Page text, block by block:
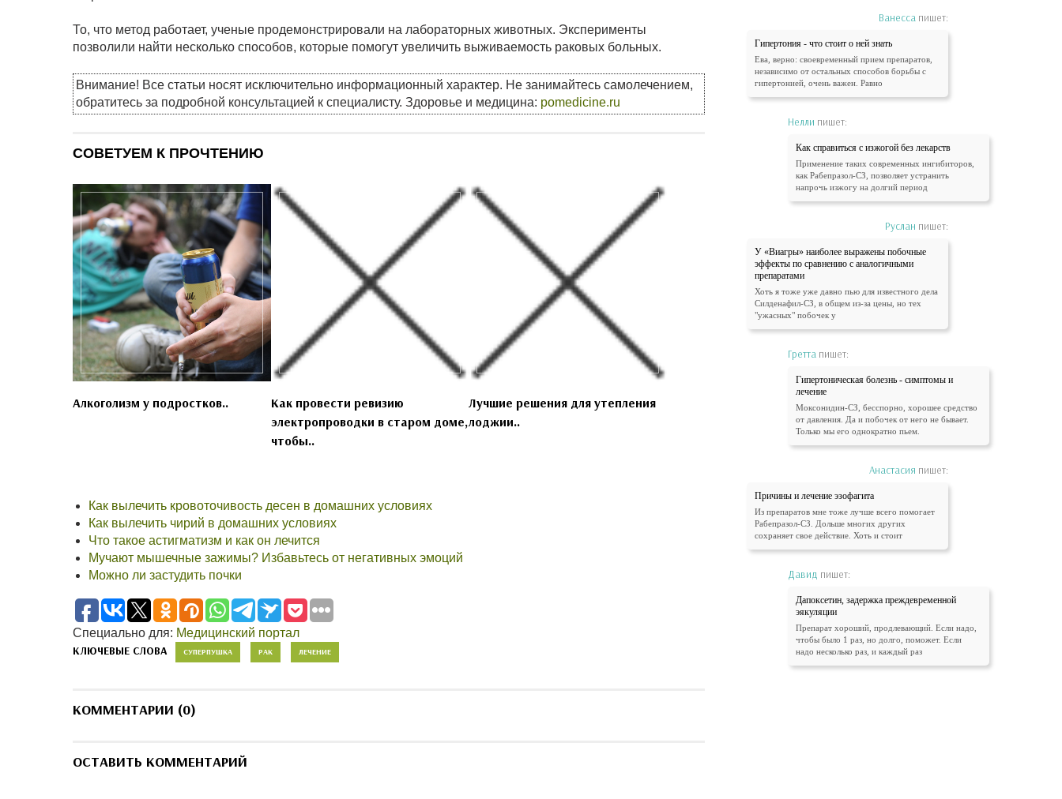
То, что метод работает, ученые продемонстрировали на лабораторных животных. Эксперименты
позволили найти несколько способов, которые помогут увеличить выживаемость раковых больных.
Внимание! Все статьи носят исключительно информационный характер. Не занимайтесь самолечением,
обратитесь за подробной консультацией к специалисту. Здоровье и медицина: pomedicine.ru
СОВЕТУЕМ К ПРОЧТЕНИЮ
Алкоголизм у подростков..
Как провести ревизию
электропроводки в старом доме,
чтобы..
Лучшие решения для утепления
лоджии..
Как вылечить кровоточивость десен в домашних условиях
Как вылечить чирий в домашних условиях
Что такое астигматизм и как он лечится
Мучают мышечные зажимы? Избавьтесь от негативных эмоций
Можно ли застудить почки
Специально для: Медицинский портал
КЛЮЧЕВЫЕ СЛОВА СУПЕРПУШКА РАК ЛЕЧЕНИЕ
КОММЕНТАРИИ (0)
ОСТАВИТЬ КОММЕНТАРИЙ
Ванесса пишет:
Гипертония - что стоит о ней знать
Ева, верно: своевременный прием препаратов,
независимо от остальных способов борьбы с
гипертонией, очень важен. Равно
Нелли пишет:
Как справиться с изжогой без лекарств
Применение таких современных ингибиторов,
как Рабепразол-СЗ, позволяет устранить
напрочь изжогу на долгий период
Руслан пишет:
У «Виагры» наиболее выражены побочные
эффекты по сравнению с аналогичными
препаратами
Хоть я тоже уже давно пью для известного дела
Силденафил-СЗ, в общем из-за цены, но тех
"ужасных" побочек у
Гретта пишет:
Гипертоническая болезнь - симптомы и
лечение
Моксонидин-СЗ, бесспорно, хорошее средство
от давления. Да и побочек от него не бывает.
Только мы его однократно пьем.
Анастасия пишет:
Причины и лечение эзофагита
Из препаратов мне тоже лучше всего помогает
Рабепразол-СЗ. Дольше многих других
сохраняет свое действие. Хоть и стоит
Давид пишет:
Дапоксетин, задержка преждевременной
эякуляции
Препарат хороший, продлевающий. Если надо,
чтобы было 1 раз, но долго, поможет. Если
надо несколько раз, и каждый раз